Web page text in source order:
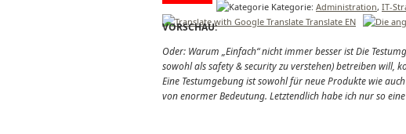
Kategorie: Administration, IT-
Translate EN
VORSCHAU:
Oder: Warum „Einfach“ nicht immer besser ist Die
sowohl als safety & security zu verstehen) betreiben will,
Eine Testumgebung ist sowohl für neue Produkte wie
von enormer Bedeutung. Letztendlich habe ich nur so